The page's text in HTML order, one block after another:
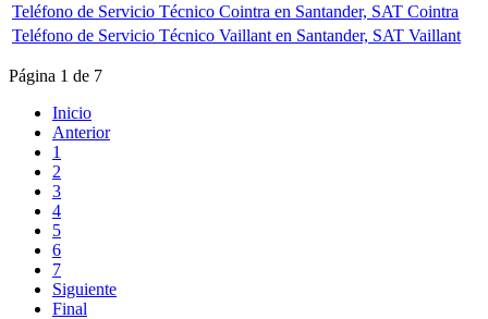
Teléfono de Servicio Técnico Cointra en Santander, SAT Cointra
Teléfono de Servicio Técnico Vaillant en Santander, SAT Vaillant
Página 1 de 7
Inicio
Anterior
1
2
3
4
5
6
7
Siguiente
Final